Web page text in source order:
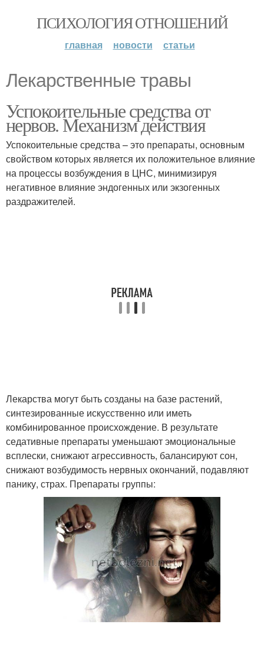
ПСИХОЛОГИЯ ОТНОШЕНИЙ
главная новости статьи
Лекарственные травы
Успокоительные средства от
нервов. Механизм действия
Успокоительные средства – это препараты, основным
свойством которых является их положительное влияние
на процессы возбуждения в ЦНС, минимизируя
негативное влияние эндогенных или экзогенных
раздражителей.
Лекарства могут быть созданы на базе растений,
синтезированные искусственно или иметь
комбинированное происхождение. В результате
седативные препараты уменьшают эмоциональные
всплески, снижают агрессивность, балансируют сон,
снижают возбудимость нервных окончаний, подавляют
панику, страх. Препараты группы: